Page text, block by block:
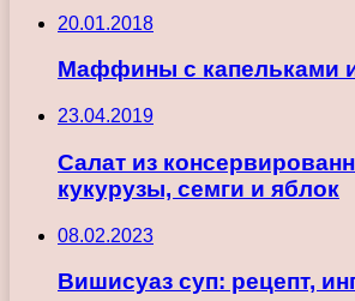
20.01.2018
Мaффины с капельками
23.04.2019
Салат из
кукурузы, семги и яблок
08.02.2023
Вишисуаз суп: рецепт,